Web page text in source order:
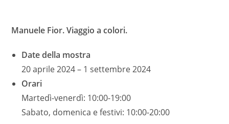
Manuele Fior. Viaggio a colori.
Date della mostra
20 aprile 2024 – 1 settembre 2024
Orari
Martedì-venerdì: 10:00-19:00
Sabato, domenica e festivi: 10:00-20:00